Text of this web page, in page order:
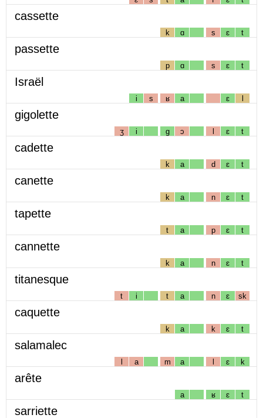
cassette
k ɑ s ɛ t
passette
p ɑ s ɛ t
Israël
i s ʁ a ɛ l
gigolette
ʒ i g ɔ l ɛ t
cadette
k a d ɛ t
canette
k a n ɛ t
tapette
t a p ɛ t
cannette
k a n ɛ t
titanesque
t i t a n ɛ sk
caquette
k a k ɛ t
salamalec
l a m a l ɛ k
arête
a ʁ ɛ t
sarriette